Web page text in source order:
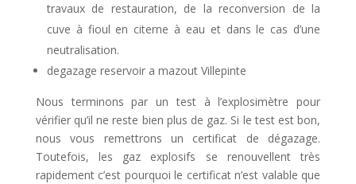
travaux de restauration, de la reconversion de la
cuve à fioul en citerne à eau et dans le cas d’une
neutralisation.
degazage reservoir a mazout Villepinte
Nous terminons par un test à l’explosimètre pour
vérifier qu’il ne reste bien plus de gaz. Si le test est bon,
nous vous remettrons un certificat de dégazage.
Toutefois, les gaz explosifs se renouvellent très
rapidement c’est pourquoi le certificat n’est valable que